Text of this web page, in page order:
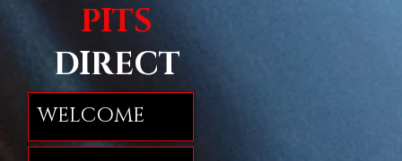
PITS
DIRECT
WELCOME